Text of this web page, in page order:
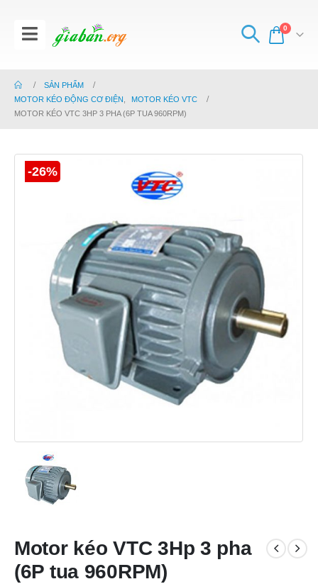
0
SẢN PHẨM
MOTOR KÉO ĐỘNG CƠ ĐIỆN
MOTOR KÉO VTC
MOTOR KÉO VTC 3HP 3 PHA (6P TUA 960RPM)
-26%
Motor kéo VTC 3Hp 3 pha
(6P tua 960RPM)